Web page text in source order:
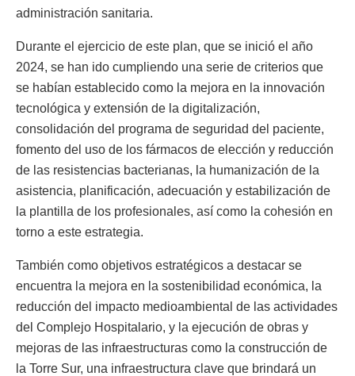
administración sanitaria.
Durante el ejercicio de este plan, que se inició el año
2024, se han ido cumpliendo una serie de criterios que
se habían establecido como la mejora en la innovación
tecnológica y extensión de la digitalización,
consolidación del programa de seguridad del paciente,
fomento del uso de los fármacos de elección y reducción
de las resistencias bacterianas, la humanización de la
asistencia, planificación, adecuación y estabilización de
la plantilla de los profesionales, así como la cohesión en
torno a este estrategia.
También como objetivos estratégicos a destacar se
encuentra la mejora en la sostenibilidad económica, la
reducción del impacto medioambiental de las actividades
del Complejo Hospitalario, y la ejecución de obras y
mejoras de las infraestructuras como la construcción de
la Torre Sur, una infraestructura clave que brindará un